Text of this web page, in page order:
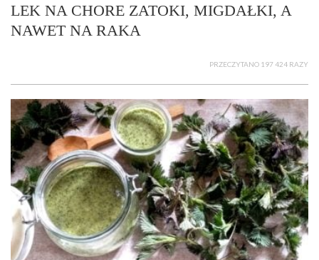
LEK NA CHORE ZATOKI, MIGDAŁKI, A
NAWET NA RAKA
PRZECZYTANO 197 424 RAZY